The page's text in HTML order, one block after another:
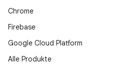
Chrome
Firebase
Google Cloud Platform
Alle Produkte